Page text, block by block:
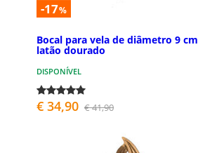
-17%
Bocal para vela de diâmetro 9 cm
latão dourado
DISPONÍVEL
€ 34,90 € 41,90